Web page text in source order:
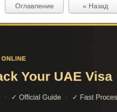
Оглавление « Назад